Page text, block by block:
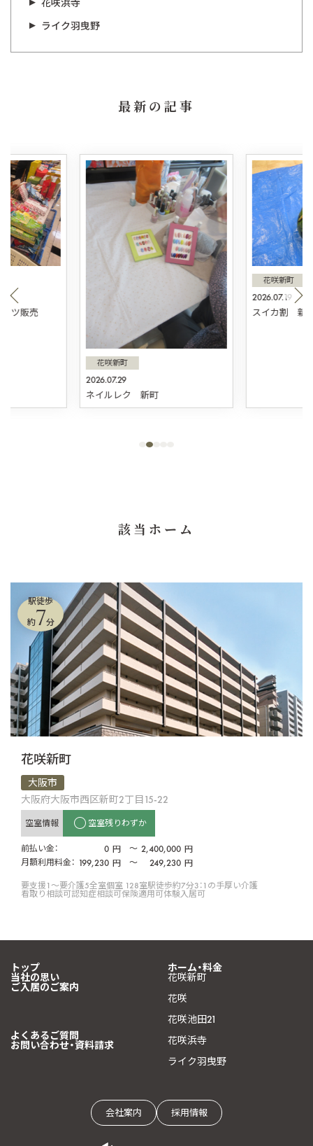
花咲浜寺
ライク羽曳野
最新の記事
ーツ販売
2026.07.29
花咲新町
ネイルレク 新町
2026.07.19
花咲新町
スイカ割 新
該当ホーム
駅徒歩
約7分
花咲新町
大阪市
大阪府大阪市西区新町2丁目15-22
空室情報 空室残りわずか
前払い金： 0 円 〜 2,400,000 円
月額利用料金： 199,230 円 〜 249,230 円
要支援1〜要介護5全室個室 128室駅徒歩約7分3：1の手厚い介護
看取り相談可認知症相談可保険適用可体験入居可
トップ
当社の思い
ご入居のご案内
ホーム・料金
花咲新町
花咲
花咲池田21
花咲浜寺
ライク羽曳野
よくあるご質問
お問い合わせ・資料請求
会社案内 採用情報